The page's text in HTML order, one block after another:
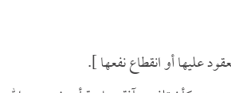
عليها أو انقطاع نفعها ].